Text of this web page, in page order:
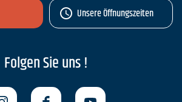
Unsere Öffnungszeiten
Folgen Sie uns !